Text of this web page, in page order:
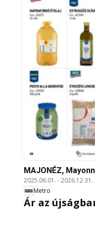
MAJONÉZ,
2025.06.01. -2026.12.31.
Metro
Ár az